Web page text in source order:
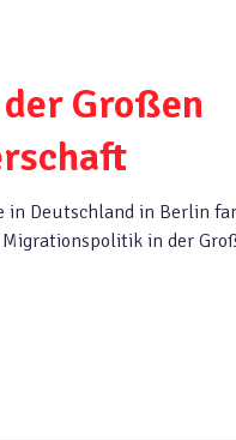
Großen
in Deutschland in Berlin
in der